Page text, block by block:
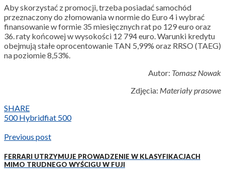
Aby skorzystać z promocji, trzeba posiadać samochód
przeznaczony do złomowania w normie do Euro 4 i wybrać
finansowanie w formie 35 miesięcznych rat po 129 euro oraz
36. raty końcowej w wysokości 12 794 euro. Warunki kredytu
obejmują stałe oprocentowanie TAN 5,99% oraz RRSO (TAEG)
na poziomie 8,53%.
Autor: Tomasz Nowak
Zdjęcia: Materiały prasowe
SHARE
500 Hybridfiat 500
Previous post
FERRARI UTRZYMUJE PROWADZENIE W KLASYFIKACJACH
MIMO TRUDNEGO WYŚCIGU W FUJI